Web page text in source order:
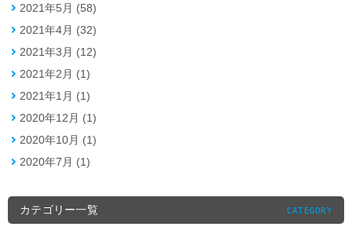
2021年5月 (58)
2021年4月 (32)
2021年3月 (12)
2021年2月 (1)
2021年1月 (1)
2020年12月 (1)
2020年10月 (1)
2020年7月 (1)
カテゴリー一覧 CATEGORY